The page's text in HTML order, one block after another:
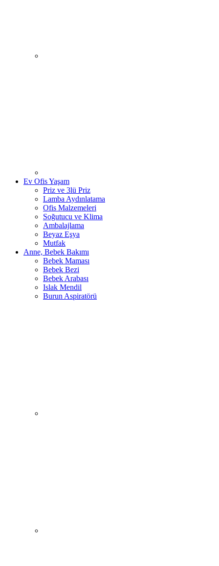
Ev Ofis Yaşam
Priz ve 3lü Priz
Lamba Aydınlatama
Ofis Malzemeleri
Soğutucu ve Klima
Ambalajlama
Beyaz Eşya
Mutfak
Anne, Bebek Bakımı
Bebek Maması
Bebek Bezi
Bebek Arabası
Islak Mendil
Burun Aspiratörü